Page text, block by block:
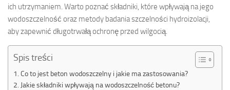
ich utrzymaniem. Warto poznać składniki, które wpływają na jego
wodoszczelność oraz metody badania szczelności hydroizolacji,
aby zapewnić długotrwałą ochronę przed wilgocią.
Spis treści
Co to jest beton wodoszczelny i jakie ma zastosowania?
Jakie składniki wpływają na wodoszczelność betonu?